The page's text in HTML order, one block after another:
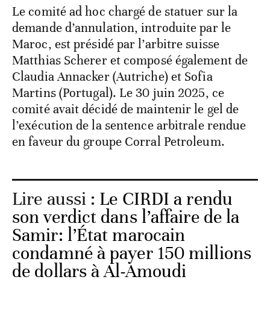
Le comité ad hoc chargé de statuer sur la
demande d’annulation, introduite par le
Maroc, est présidé par l’arbitre suisse
Matthias Scherer et composé également de
Claudia Annacker (Autriche) et Sofia
Martins (Portugal). Le 30 juin 2025, ce
comité avait décidé de maintenir le gel de
l’exécution de la sentence arbitrale rendue
en faveur du groupe Corral Petroleum.
Lire aussi : Le CIRDI a rendu
son verdict dans l’affaire de la
Samir: l’État marocain
condamné à payer 150 millions
de dollars à Al-Amoudi